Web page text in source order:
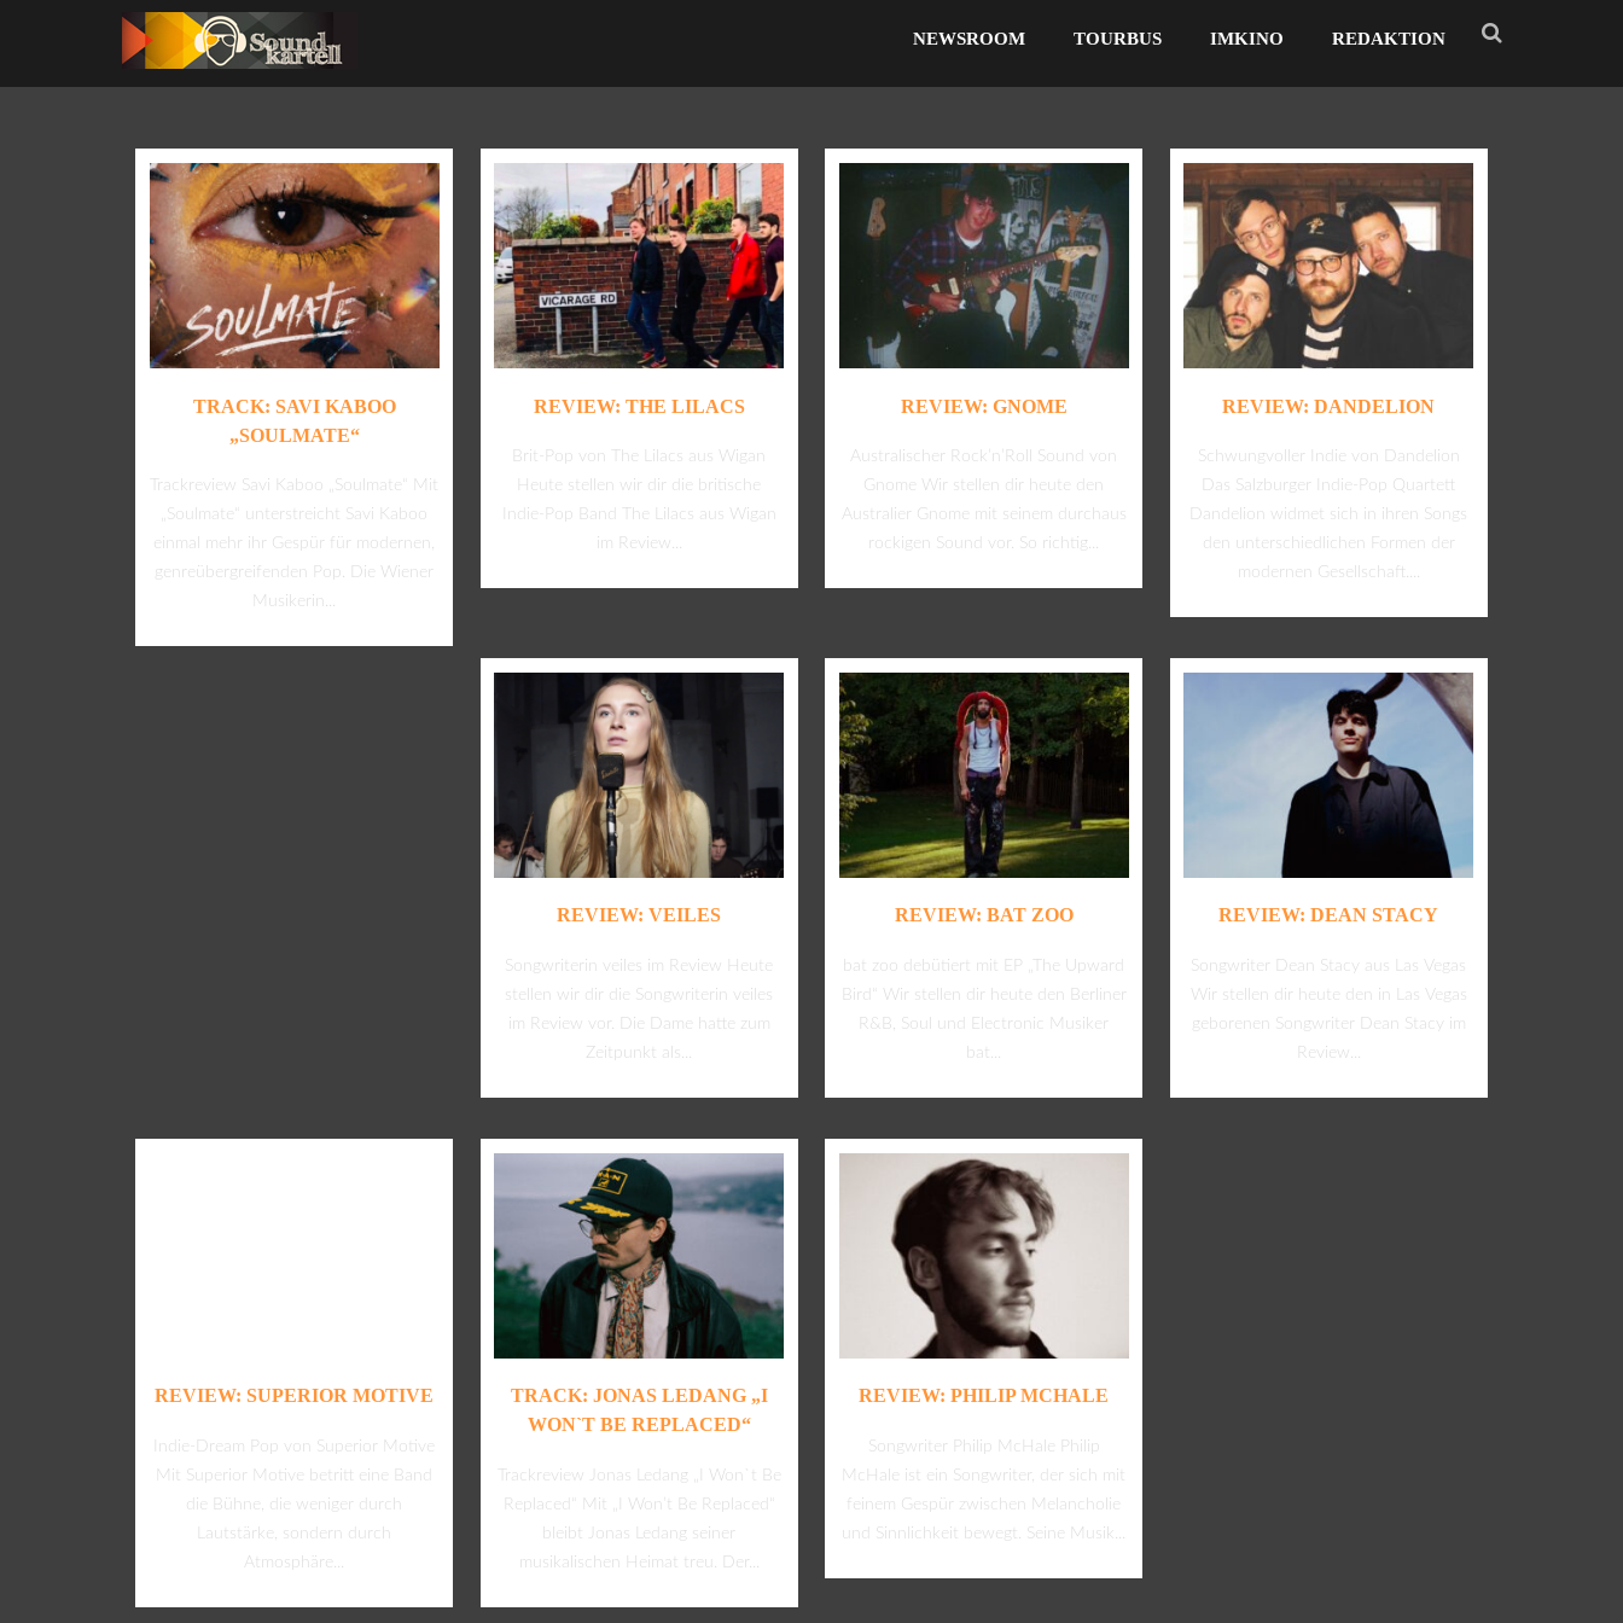
NEWSROOM TOURBUS IMKINO REDAKTION
TRACK: SAVI KABOO
„SOULMATE“
Trackreview Savi Kaboo „Soulmate“ Mit
„Soulmate“ unterstreicht Savi Kaboo
einmal mehr ihr Gespür für modernen,
genreübergreifenden Pop. Die Wiener
Musikerin...
REVIEW: THE LILACS
Brit-Pop von The Lilacs aus Wigan
Heute stellen wir dir die britische
Indie-Pop Band The Lilacs aus Wigan
im Review...
REVIEW: GNOME
Australischer Rock’n’Roll Sound von
Gnome Wir stellen dir heute den
Australier Gnome mit seinem durchaus
rockigen Sound vor. So richtig...
REVIEW: DANDELION
Schwungvoller Indie von Dandelion
Das Salzburger Indie-Pop Quartett
Dandelion widmet sich in ihren Songs
den unterschiedlichen Formen der
modernen Gesellschaft....
REVIEW: VEILES
Songwriterin veiles im Review Heute
stellen wir dir die Songwriterin veiles
im Review vor. Die Dame hatte zum
Zeitpunkt als...
REVIEW: BAT ZOO
bat zoo debütiert mit EP „The Upward
Bird“ Wir stellen dir heute den Berliner
R&B, Soul und Electronic Musiker
bat...
REVIEW: DEAN STACY
Songwriter Dean Stacy aus Las Vegas
Wir stellen dir heute den in Las Vegas
geborenen Songwriter Dean Stacy im
Review...
REVIEW: SUPERIOR MOTIVE
Indie-Dream Pop von Superior Motive
Mit Superior Motive betritt eine Band
die Bühne, die weniger durch
Lautstärke, sondern durch
Atmosphäre...
TRACK: JONAS LEDANG „I
WON`T BE REPLACED“
Trackreview Jonas Ledang „I Won`t Be
Replaced“ Mit „I Won’t Be Replaced“
bleibt Jonas Ledang seiner
musikalischen Heimat treu. Der...
REVIEW: PHILIP MCHALE
Songwriter Philip McHale Philip
McHale ist ein Songwriter, der sich mit
feinem Gespür zwischen Melancholie
und Sinnlichkeit bewegt. Seine Musik...